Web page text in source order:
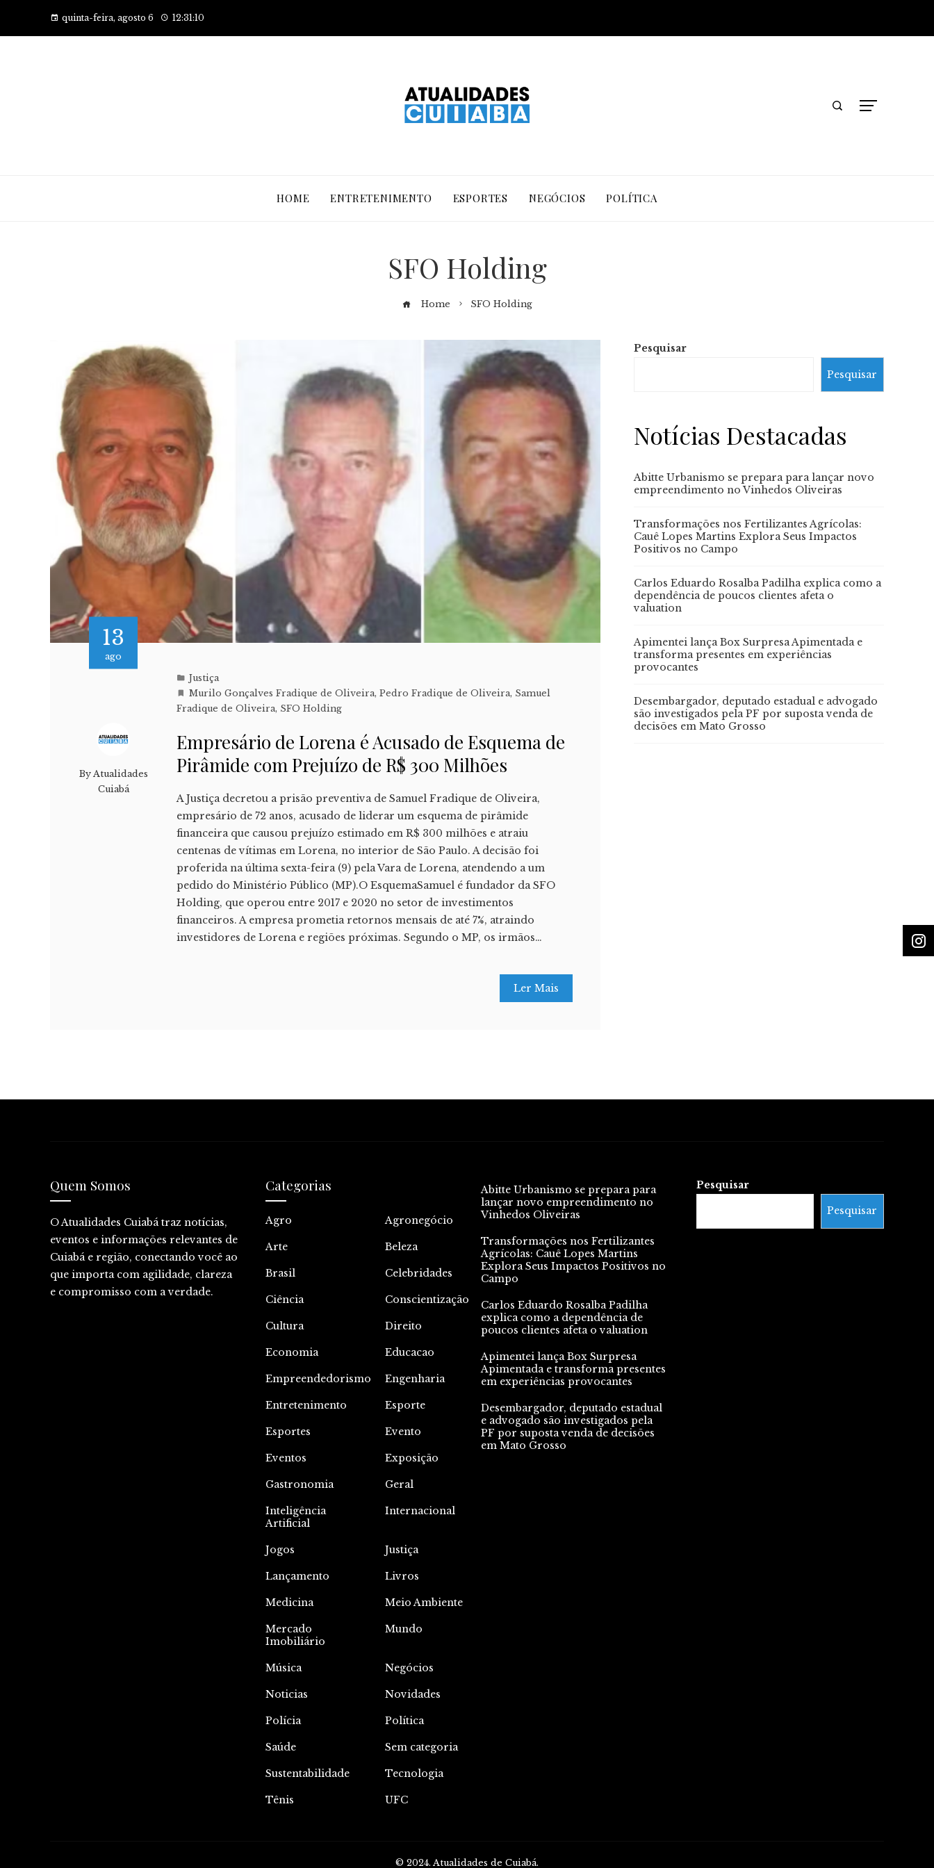
quinta-feira, agosto 6 12:31:11
HOME ENTRETENIMENTO ESPORTES NEGÓCIOS POLÍTICA
SFO Holding
Home SFO Holding
13
ago
By Atualidades
Cuiabá
Justiça
Murilo Gonçalves Fradique de Oliveira,Pedro Fradique de Oliveira, Samuel
Fradique de Oliveira, SFO Holding
Empresário de Lorena é Acusado de Esquema de
Pirâmide com Prejuízo de R$ 300 Milhões
A Justiça decretou a prisão preventiva de Samuel Fradique de Oliveira,
empresário de 72 anos, acusado de liderar um esquema de pirâmide
financeira que causou prejuízo estimado em R$ 300 milhões e atraiu
centenas de vítimas em Lorena, no interior de São Paulo. A decisão foi
proferida na última sexta-feira (9) pela Vara de Lorena, atendendo a um
pedido do Ministério Público (MP).O EsquemaSamuel é fundador da SFO
Holding, que operou entre 2017 e 2020 no setor de investimentos
financeiros. A empresa prometia retornos mensais de até 7%, atraindo
investidores de Lorena e regiões próximas. Segundo o MP, os irmãos…
Ler Mais
Pesquisar
Pesquisar
Notícias Destacadas
Abitte Urbanismo se prepara para lançar novo
empreendimento no Vinhedos Oliveiras
Transformações nos Fertilizantes Agrícolas:
Cauê Lopes Martins Explora Seus Impactos
Positivos no Campo
Carlos Eduardo Rosalba Padilha explica como a
dependência de poucos clientes afeta o
valuation
Apimentei lança Box Surpresa Apimentada e
transforma presentes em experiências
provocantes
Desembargador, deputado estadual e advogado
são investigados pela PF por suposta venda de
decisões em Mato Grosso
Quem Somos
O Atualidades Cuiabá traz notícias,
eventos e informações relevantes de
Cuiabá e região, conectando você ao
que importa com agilidade, clareza
e compromisso com a verdade.
Categorias
Agro Agronegócio
Arte Beleza
Brasil Celebridades
Ciência Conscientização
Cultura Direito
Economia Educacao
Empreendedorismo Engenharia
Entretenimento Esporte
Esportes Evento
Eventos Exposição
Gastronomia Geral
Inteligência
Artificial
Internacional
Jogos Justiça
Lançamento Livros
Medicina Meio Ambiente
Mercado
Imobiliário
Mundo
Música Negócios
Noticias Novidades
Polícia Política
Saúde Sem categoria
Sustentabilidade Tecnologia
Tênis UFC
Abitte Urbanismo se prepara para
lançar novo empreendimento no
Vinhedos Oliveiras
Transformações nos Fertilizantes
Agrícolas: Cauê Lopes Martins
Explora Seus Impactos Positivos no
Campo
Carlos Eduardo Rosalba Padilha
explica como a dependência de
poucos clientes afeta o valuation
Apimentei lança Box Surpresa
Apimentada e transforma presentes
em experiências provocantes
Desembargador, deputado estadual
e advogado são investigados pela
PF por suposta venda de decisões
em Mato Grosso
Pesquisar
Pesquisar
© 2024. Atualidades de Cuiabá.